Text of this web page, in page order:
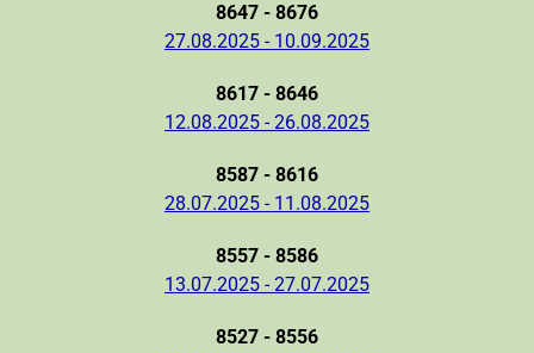
8647 - 8676
27.08.2025 - 10.09.2025
8617 - 8646
12.08.2025 - 26.08.2025
8587 - 8616
28.07.2025 - 11.08.2025
8557 - 8586
13.07.2025 - 27.07.2025
8527 - 8556